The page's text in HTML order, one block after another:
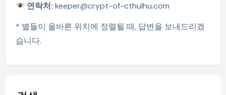
연락처: keeper@crypt-of-cthulhu.com
* 별들이 올바른 위치에 정렬될 때, 답변을 보내드리겠
습니다.